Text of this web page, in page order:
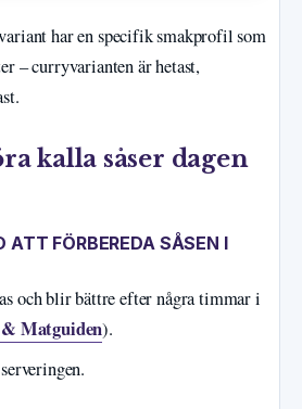
har en specifik smakprofil som
– curryvarianten är hetast,
kalla såser dagen
ATT FÖRBEREDA SÅSEN I
och blir bättre efter några timmar i
Matguiden).